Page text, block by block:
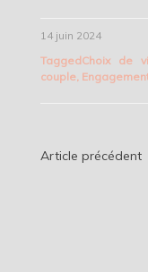
14 juin 2024
TaggedChoix de
couple,
Article précédent